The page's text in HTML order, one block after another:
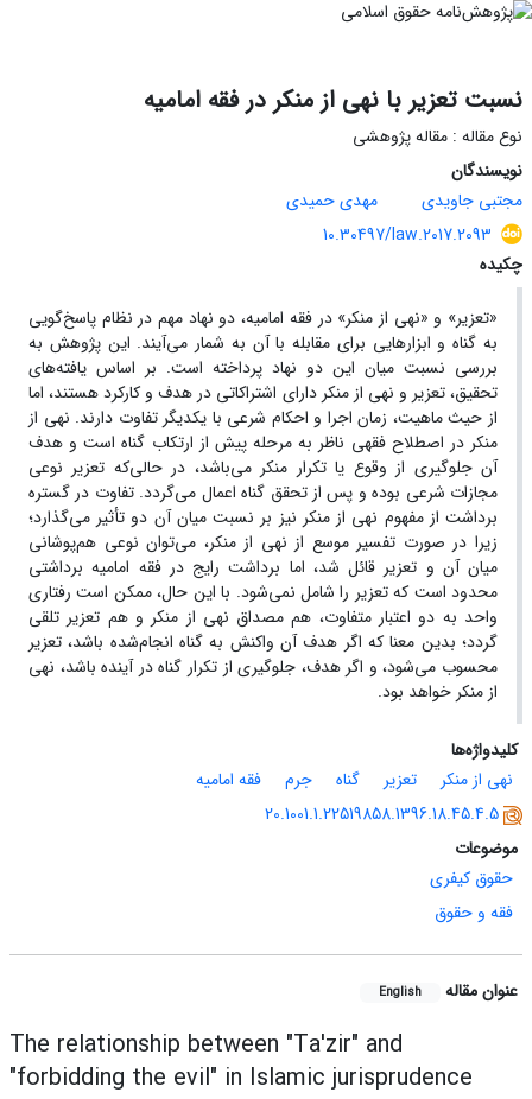
نسبت تعزیر با نهی از منکر در فقه امامیه
نوع مقاله : مقاله پژوهشی
نویسندگان
مجتبی جاویدی
مهدی حمیدی
10.30497/law.2017.2093
چکیده
«تعزیر» و «نهی از منکر» در فقه امامیه، دو نهاد مهم در نظام پاسخ‌گویی
به گناه و ابزارهایی برای مقابله با آن به شمار می‌آیند. این پژوهش به
بررسی نسبت میان این دو نهاد پرداخته است. بر اساس یافته‌های
تحقیق، تعزیر و نهی از منکر دارای اشتراکاتی در هدف و کارکرد هستند، اما
از حیث ماهیت، زمان اجرا و احکام شرعی با یکدیگر تفاوت دارند. نهی از
منکر در اصطلاح فقهی ناظر به مرحله پیش از ارتکاب گناه است و هدف
آن جلوگیری از وقوع یا تکرار منکر می‌باشد، در حالی‌که تعزیر نوعی
مجازات شرعی بوده و پس از تحقق گناه اعمال می‌گردد. تفاوت در گستره
برداشت از مفهوم نهی از منکر نیز بر نسبت میان آن دو تأثیر می‌گذارد؛
زیرا در صورت تفسیر موسع از نهی از منکر، می‌توان نوعی هم‌پوشانی
میان آن و تعزیر قائل شد، اما برداشت رایج در فقه امامیه برداشتی
محدود است که تعزیر را شامل نمی‌شود. با این حال، ممکن است رفتاری
واحد به دو اعتبار متفاوت، هم مصداق نهی از منکر و هم تعزیر تلقی
گردد؛ بدین معنا که اگر هدف آن واکنش به گناه انجام‌شده باشد، تعزیر
محسوب می‌شود، و اگر هدف، جلوگیری از تکرار گناه در آینده باشد، نهی
از منکر خواهد بود.
کلیدواژه‌ها
نهی از منکر
تعزیر گناه جرم
فقه امامیه
20.1001.1.22519858.1396.18.45.4.5
موضوعات
حقوق کیفری
فقه و حقوق
عنوان مقاله English
The relationship between "Ta'zir" and
"forbidding the evil" in Islamic jurisprudence